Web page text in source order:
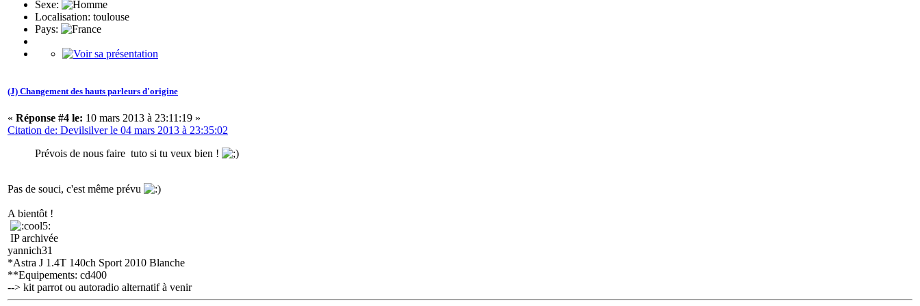
Sexe:
Localisation: toulouse
Pays:
(J) Changement des hauts parleurs d'origine
« Réponse #4 le: 10 mars 2013 à 23:11:19 »
Citation de: Devilsilver le 04 mars 2013 à 23:35:02
Prévois de nous faire tuto si tu veux bien !
Pas de souci, c'est même prévu
A bientôt !
IP archivée
yannich31
*Astra J 1.4T 140ch Sport 2010 Blanche
**Equipements: cd400
--> kit parrot ou autoradio alternatif à venir